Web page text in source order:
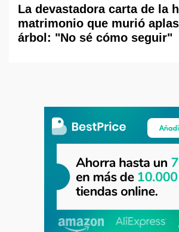
La devastadora carta de la
matrimonio que murió
árbol: "No sé cómo seguir"